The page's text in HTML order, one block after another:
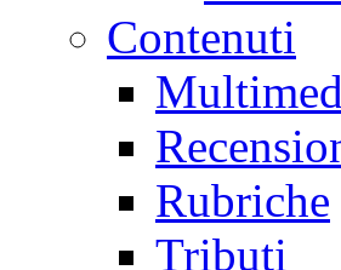
Contenuti
Rubriche
Tributi